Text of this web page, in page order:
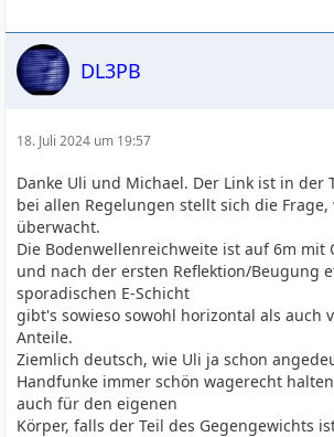
DL3PB
18. Juli 2024 um 19:57
Danke Uli und Michael. Der Link ist in der
bei allen Regelungen stellt sich die Frage,
überwacht.
Die Bodenwellenreichweite ist auf 6m mit
und nach der ersten Reflektion/Beugung
sporadischen E-Schicht
gibt's sowieso sowohl horizontal als auch
Anteile.
Ziemlich deutsch, wie Uli ja schon
Handfunke immer schön wagerecht
auch für den eigenen
Körper, falls der Teil des Gegengewichts